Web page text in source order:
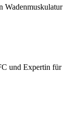
Wadenmuskulatur
und Expertin für